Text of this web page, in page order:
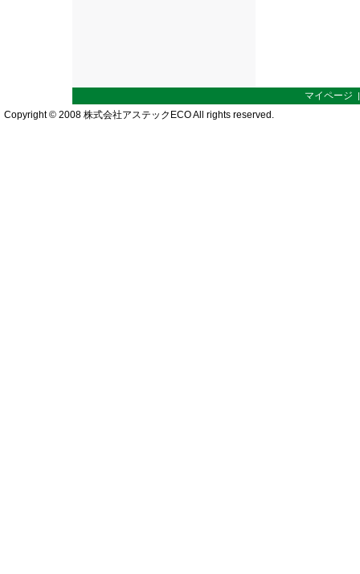
マイページ
Copyright © 2008 株式会社アステックECO All rights reserved.